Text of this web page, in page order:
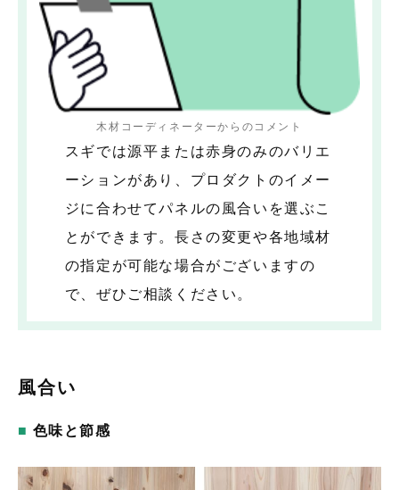
木材コーディネーターからのコメント
スギでは源平または赤身のみのバリエ
ーションがあり、プロダクトのイメー
ジに合わせてパネルの風合いを選ぶこ
とができます。長さの変更や各地域材
の指定が可能な場合がございますの
で、ぜひご相談ください。
風合い
色味と節感